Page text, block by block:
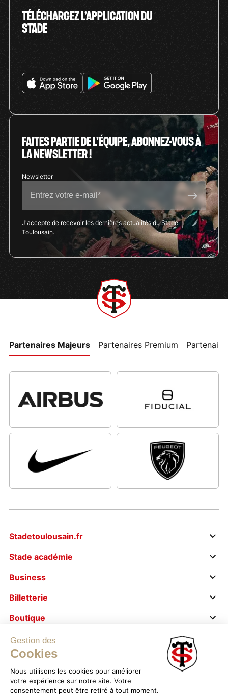
Gestion des
Cookies
Nous utilisons les cookies pour améliorer
votre expérience sur notre site. Votre
consentement peut être retiré à tout moment.
TÉLÉCHARGEZ L’APPLICATION DU
STADE
FAITES PARTIE DE L’ÉQUIPE, ABONNEZ-VOUS À
LA NEWSLETTER !
J'accepte de recevoir les dernières actualités du Stade
Toulousain.
Partenaires Majeurs Partenaires Premium
Stadetoulousain.fr
Stade académie
Business
Billetterie
Boutique
Le stade s’engage